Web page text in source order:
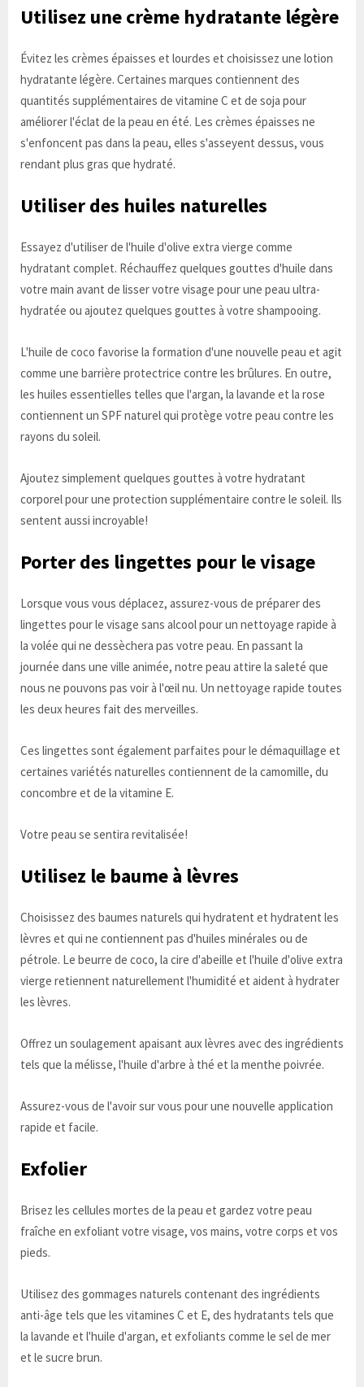
Utilisez une crème hydratante légère
Évitez les crèmes épaisses et lourdes et choisissez une lotion
hydratante légère. Certaines marques contiennent des
quantités supplémentaires de vitamine C et de soja pour
améliorer l'éclat de la peau en été. Les crèmes épaisses ne
s'enfoncent pas dans la peau, elles s'asseyent dessus, vous
rendant plus gras que hydraté.
Utiliser des huiles naturelles
Essayez d'utiliser de l'huile d'olive extra vierge comme
hydratant complet. Réchauffez quelques gouttes d'huile dans
votre main avant de lisser votre visage pour une peau ultra-
hydratée ou ajoutez quelques gouttes à votre shampooing.
L'huile de coco favorise la formation d'une nouvelle peau et agit
comme une barrière protectrice contre les brûlures. En outre,
les huiles essentielles telles que l'argan, la lavande et la rose
contiennent un SPF naturel qui protège votre peau contre les
rayons du soleil.
Ajoutez simplement quelques gouttes à votre hydratant
corporel pour une protection supplémentaire contre le soleil. Ils
sentent aussi incroyable!
Porter des lingettes pour le visage
Lorsque vous vous déplacez, assurez-vous de préparer des
lingettes pour le visage sans alcool pour un nettoyage rapide à
la volée qui ne dessèchera pas votre peau. En passant la
journée dans une ville animée, notre peau attire la saleté que
nous ne pouvons pas voir à l'œil nu. Un nettoyage rapide toutes
les deux heures fait des merveilles.
Ces lingettes sont également parfaites pour le démaquillage et
certaines variétés naturelles contiennent de la camomille, du
concombre et de la vitamine E.
Votre peau se sentira revitalisée!
Utilisez le baume à lèvres
Choisissez des baumes naturels qui hydratent et hydratent les
lèvres et qui ne contiennent pas d'huiles minérales ou de
pétrole. Le beurre de coco, la cire d'abeille et l'huile d'olive extra
vierge retiennent naturellement l'humidité et aident à hydrater
les lèvres.
Offrez un soulagement apaisant aux lèvres avec des ingrédients
tels que la mélisse, l'huile d'arbre à thé et la menthe poivrée.
Assurez-vous de l'avoir sur vous pour une nouvelle application
rapide et facile.
Exfolier
Brisez les cellules mortes de la peau et gardez votre peau
fraîche en exfoliant votre visage, vos mains, votre corps et vos
pieds.
Utilisez des gommages naturels contenant des ingrédients
anti-âge tels que les vitamines C et E, des hydratants tels que
la lavande et l'huile d'argan, et exfoliants comme le sel de mer
et le sucre brun.